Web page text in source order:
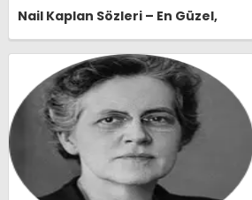
Nail Kaplan Sözleri – En Güzel,